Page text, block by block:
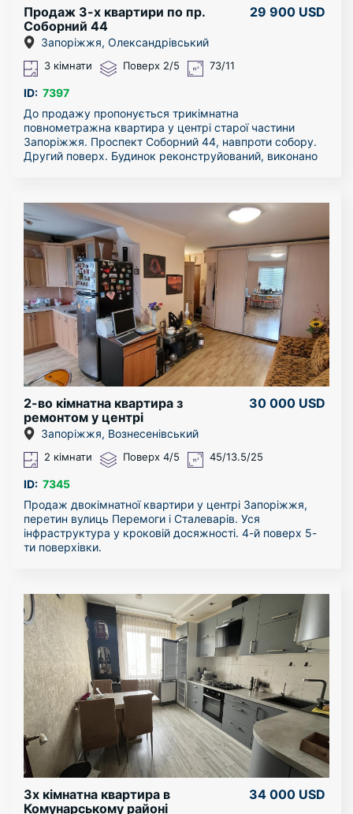
Продаж 3-х квартири по пр.
Соборний 44
29 900 USD
Запоріжжя, Олександрівський
3 кімнати Поверх 2/5 73/11
ID: 7397
До продажу пропонується трикімнатна
повнометражна квартира у центрі старої частини
Запоріжжя. Проспект Соборний 44, навпроти собору.
Другий поверх. Будинок реконструйований, виконано
Квартира велика, кухня 10,37 кв.м., кімнати: 13,57;
15,16 і 18,31 кв.м. Санвузол роздільний. Великий
коридор. Квартира оздоблена усіма необхідними
меблями і технікою.
Можливий продаж по «сертифікату» і «ваучеру».
2-во кімнатна квартира з
ремонтом у центрі
Запоріжжя
30 000 USD
Запоріжжя, Вознесенівський
2 кімнати Поверх 4/5 45/13.5/25
ID: 7345
Продаж двокімнатної квартири у центрі Запоріжжя,
перетин вулиць Перемоги і Сталеварів. Уся
інфраструктура у кроковій досяжності. 4-й поверх 5-
ти поверхівки.
водопостачання та каналізації..). Встановлені якісні
вікна (вулиці взагалі не чути). Балкон розширений і
утеплений. Санвузол об’єднаний. Кухня об’єднана з
залою (студія). Квартира укомплектована технікою і
меблями.
В квартирі залишається все наповнення окрім
особистих речей. Вбудована кухня, газова плита з
духовкою, витяжка, холодильник, сучасна газова
колонка для гарячої води, кондиціонер, столи, стільці,
диван, великі шафи купе, двоспальне ліжко, пральна
машина і багато іншого. Гарні сусіди!
Можлива продаж по «сертифікату» або «ваучеру».
Оглянути квартиру можна у зручний для вас час.
3х кімнатна квартира в
Комунарському районі
34 000 USD